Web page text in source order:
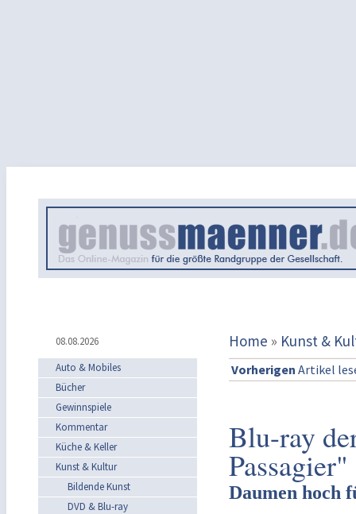
08.08.2026 Home » Kunst &
Auto & Mobiles
Bücher
Gewinnspiele
Kommentar
Küche & Keller
Kunst & Kultur
Bildende Kunst
DVD & Blu-ray
Vorherigen Artikel
Blu-ray
Passagier"
Daumen hoch